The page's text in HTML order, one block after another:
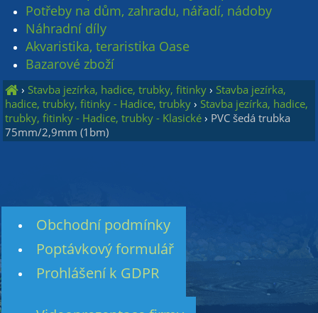
Potřeby na dům, zahradu, nářadí, nádoby
Náhradní díly
Akvaristika, teraristika Oase
Bazarové zboží
› Stavba jezírka, hadice, trubky, fitinky › Stavba jezírka,
hadice, trubky, fitinky - Hadice, trubky › Stavba jezírka, hadice,
trubky, fitinky - Hadice, trubky - Klasické › PVC šedá trubka
75mm/2,9mm (1bm)
Obchodní podmínky
Poptávkový formulář
Prohlášení k GDPR